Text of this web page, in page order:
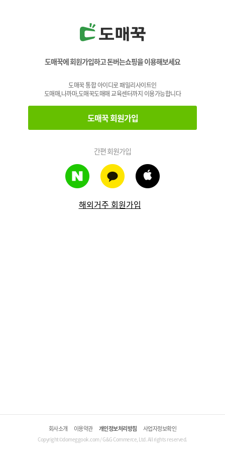
도매꾹에 회원가입하고 돈버는쇼핑을 이용해보세요
도매꾹 통합 아이디로 패밀리사이트인
도매매,나까마,도매꾹도매매 교육센터까지 이용가능합니다
도매꾹 회원가입
간편 회원가입
해외거주 회원가입
회사소개 이용약관 개인정보처리방침 사업자정보확인
Copyright©domeggook.com / G&G Commerce, Ltd. All rights reserved.